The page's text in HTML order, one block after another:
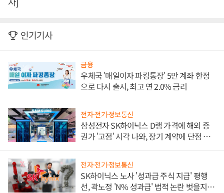
인기기사
금융
우체국 '매일이자 파킹통장' 5만 계좌 한정
으로 다시 출시, 최고 연 2.0% 금리
전자·전기·정보통신
삼성전자 SK하이닉스 D램 가격에 해외 증
권가 '고점' 시각 나와, 장기 계약에 단점 부
전자·전기·정보통신
SK하이닉스 노사 '성과급 주식 지급' 평행
선, 곽노정 'N% 성과급' 법적 논란 벗을지 주